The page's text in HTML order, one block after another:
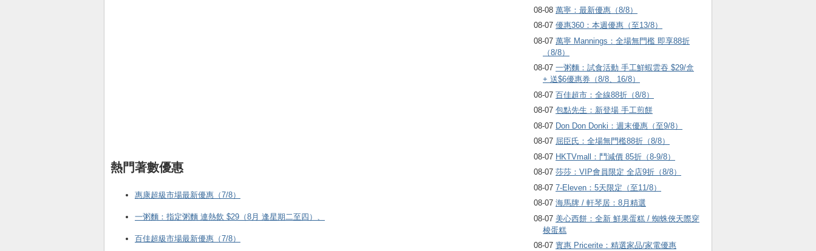
08-08 萬寧：最新優惠（8/8）
08-07 優惠360：本週優惠（至13/8）
08-07 萬寧 Mannings：全場無門檻 即享88折
（8/8）
08-07 一粥麵：試食活動 手工鮮蝦雲吞 $29/盒
+ 送$6優惠券（8/8、16/8）
08-07 百佳超市：全線88折（8/8）
08-07 包點先生：新登場 手工煎餅
08-07 Don Don Donki：週末優惠（至9/8）
08-07 屈臣氏：全場無門檻88折（8/8）
08-07 HKTVmall ：鬥減價 85折（8-9/8）
08-07 莎莎：VIP會員限定 全店9折（8/8）
08-07 7-Eleven：5天限定（至11/8）
08-07 海馬牌 / 軒琴居：8月精選
08-07 美心西餅：全新 鮮果蛋糕 / 蜘蛛俠天際穿
梭蛋糕
08-07 實惠 Pricerite：精選家品/家電優惠
熱門著數優惠
惠康超級市場最新優惠（7/8）
一粥麵：指定粥麵 連熱飲 $29（8月 逢星期二至四）、
百佳超級市場最新優惠（7/8）